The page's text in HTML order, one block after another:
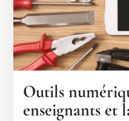
Outils
enseignants et